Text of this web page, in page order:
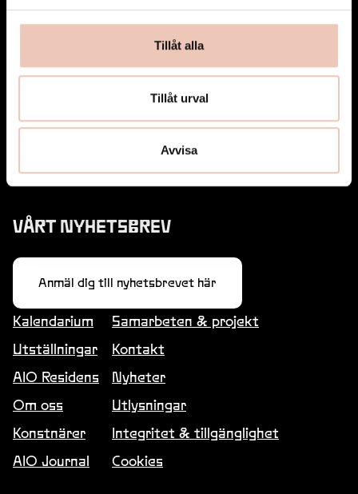
Tillåt alla
Tillåt urval
Avvisa
TJOLÖHOLM SLOTT, KUNGSBACKA
Art Inside Out drivs av Region Halland i samarbete
med Hallands sex kommuner: Kungsbacka,
Varberg, Falkenberg, Halmstad, Hylte och Laholm.
VÅRT NYHETSBREV
Anmäl dig till nyhetsbrevet här
Kalendarium
Utställningar
AIO Residens
Om oss
Konstnärer
AIO Journal
Samarbeten & projekt
Kontakt
Nyheter
Utlysningar
Integritet & tillgänglighet
Cookies